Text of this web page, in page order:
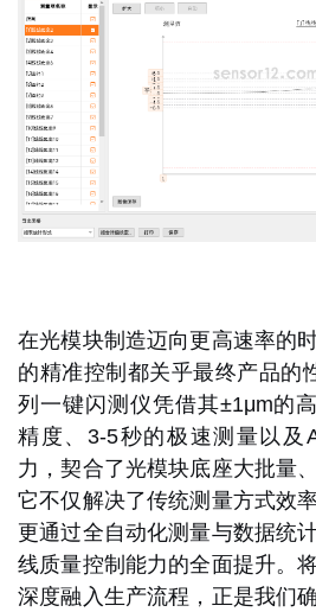
在光模块制造迈向更高速率的
的精准控制都关乎最终产品的
列一键闪测仪凭借其±1μm的
精度、3-5秒的极速测量以及
力 ，契合了光模块底座大批量
它不仅解决了传统测量方式效
更通过全自动化测量与数据统
线质量控制能力的全面提升。
深度融入生产流程，正是我们